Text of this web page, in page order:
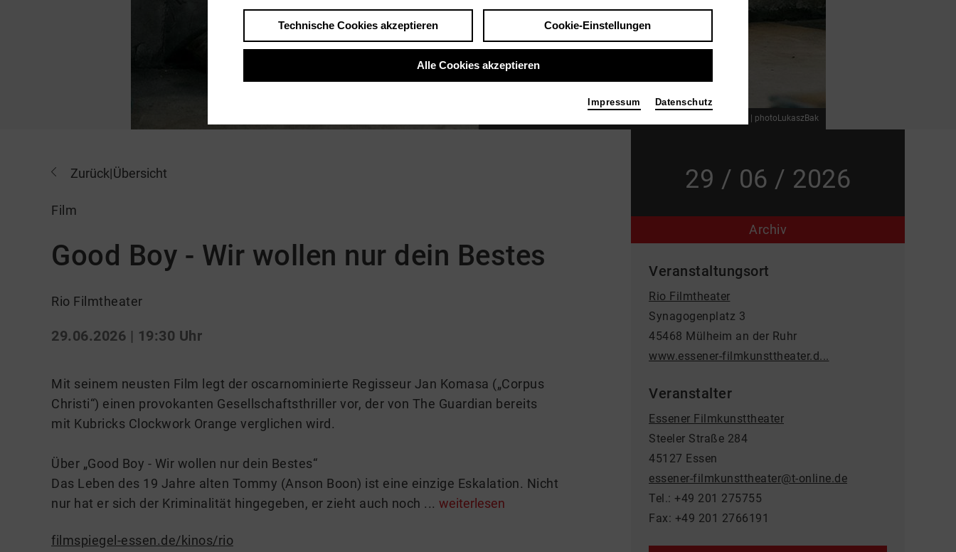
Bild 2025 | photoLukaszBak
Zurück|Übersicht
Film
Good Boy - Wir wollen nur dein Bestes
Rio Filmtheater
29.06.2026 | 19:30 Uhr
Mit seinem neusten Film legt der oscarnominierte Regisseur Jan Komasa („Corpus
Christi“) einen provokanten Gesellschaftsthriller vor, der von The Guardian bereits
mit Kubricks Clockwork Orange verglichen wird.
Über „Good Boy - Wir wollen nur dein Bestes“
Das Leben des 19 Jahre alten Tommy (Anson Boon) ist eine einzige Eskalation. Nicht
nur hat er sich der Kriminalität hingegeben, er zieht auch noch ... weiterlesen
filmspiegel-essen.de/kinos/rio
29 / 06 / 2026
Archiv
Veranstaltungsort
Rio Filmtheater
Synagogenplatz 3
45468 Mülheim an der Ruhr
www.essener-filmkunsttheater.d...
Veranstalter
Essener Filmkunsttheater
Steeler Straße 284
45127 Essen
essener-filmkunsttheater@t-online.de
Tel.: +49 201 275755
Fax: +49 201 2766191
Technische Cookies akzeptieren Cookie-Einstellungen
Alle Cookies akzeptieren
Impressum Datenschutz